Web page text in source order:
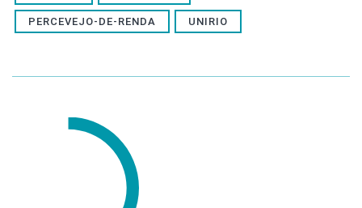
PERCEVEJO-DE-RENDA UNIRIO